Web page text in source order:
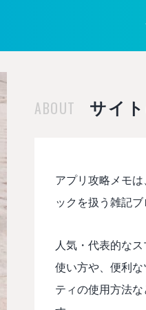
ABOUT サイ
アプリ攻略メモ
ックを扱う雑記ブ
人気・代表的な
使い方や、便利な
ティの使用方法